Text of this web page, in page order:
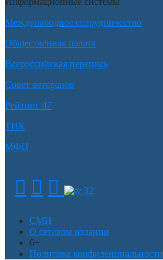
Международное сотрудничество
Общественная палата
Всероссийская перепись
Совет ветеранов
Рейтинг 47
ТИК
МФЦ
СМИ
О сетевом издании
6+
Политика конфиденциальности